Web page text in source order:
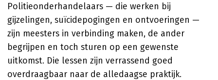
Politieonderhandelaars — die werken bij
gijzelingen, suïcidepogingen en ontvoeringen —
zijn meesters in verbinding maken, de ander
begrijpen en toch sturen op een gewenste
uitkomst. Die lessen zijn verrassend goed
overdraagbaar naar de alledaagse praktijk.